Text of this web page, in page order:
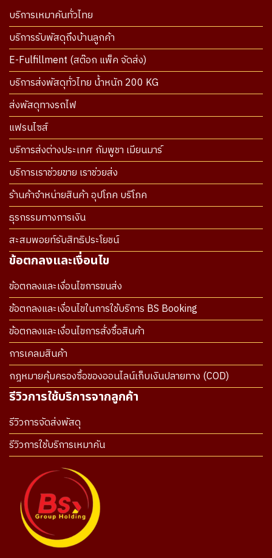
บริการเหมาคันทั่วไทย
บริการรับพัสดุถึงบ้านลูกค้า
E-Fulfillment (สต๊อก แพ็ค จัดส่ง)
บริการส่งพัสดุทั่วไทย น้ำหนัก 200 KG
ส่งพัสดุทางรถไฟ
แฟรนไซส์
บริการส่งต่างประเทศ กัมพูชา เมียนมาร์
บริการเราช่วยขาย เราช่วยส่ง
ร้านค้าจำหน่ายสินค้า อุปโภค บริโภค
ธุรกรรมทางการเงิน
สะสมพอยท์รับสิทธิประโยชน์
ข้อตกลงและเงื่อนไข
ข้อตกลงและเงื่อนไขการขนส่ง
ข้อตกลงและเงื่อนไขในการใช้บริการ BS Booking
ข้อตกลงและเงื่อนไขการสั่งซื้อสินค้า
การเคลมสินค้า
กฎหมายคุ้มครองซื้อของออนไลน์เก็บเงินปลายทาง (COD)
รีวิวการใช้บริการจากลูกค้า
รีวิวการจัดส่งพัสดุ
รีวิวการใช้บริการเหมาคัน